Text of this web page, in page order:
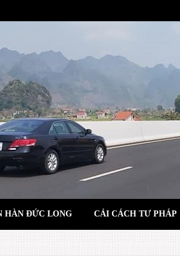
HÀN ĐỨC LONG CẢI CÁCH TƯ PHÁP